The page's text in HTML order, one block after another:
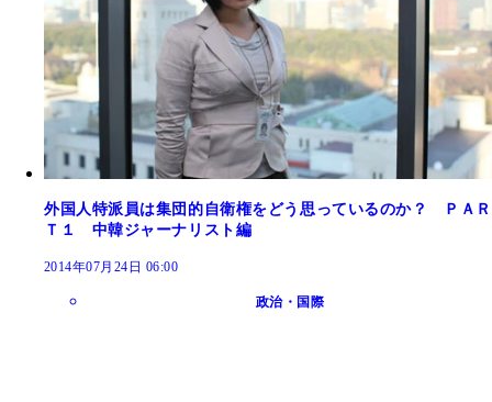
外国人特派員は集団的自衛権をどう思っているのか？ ＰＡＲ
Ｔ１ 中韓ジャーナリスト編
2014年07月24日 06:00
政治・国際